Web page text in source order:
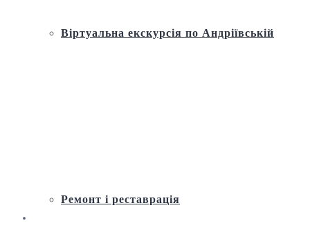
Віртуальна екскурсія по Андріївській
Ремонт і реставрація